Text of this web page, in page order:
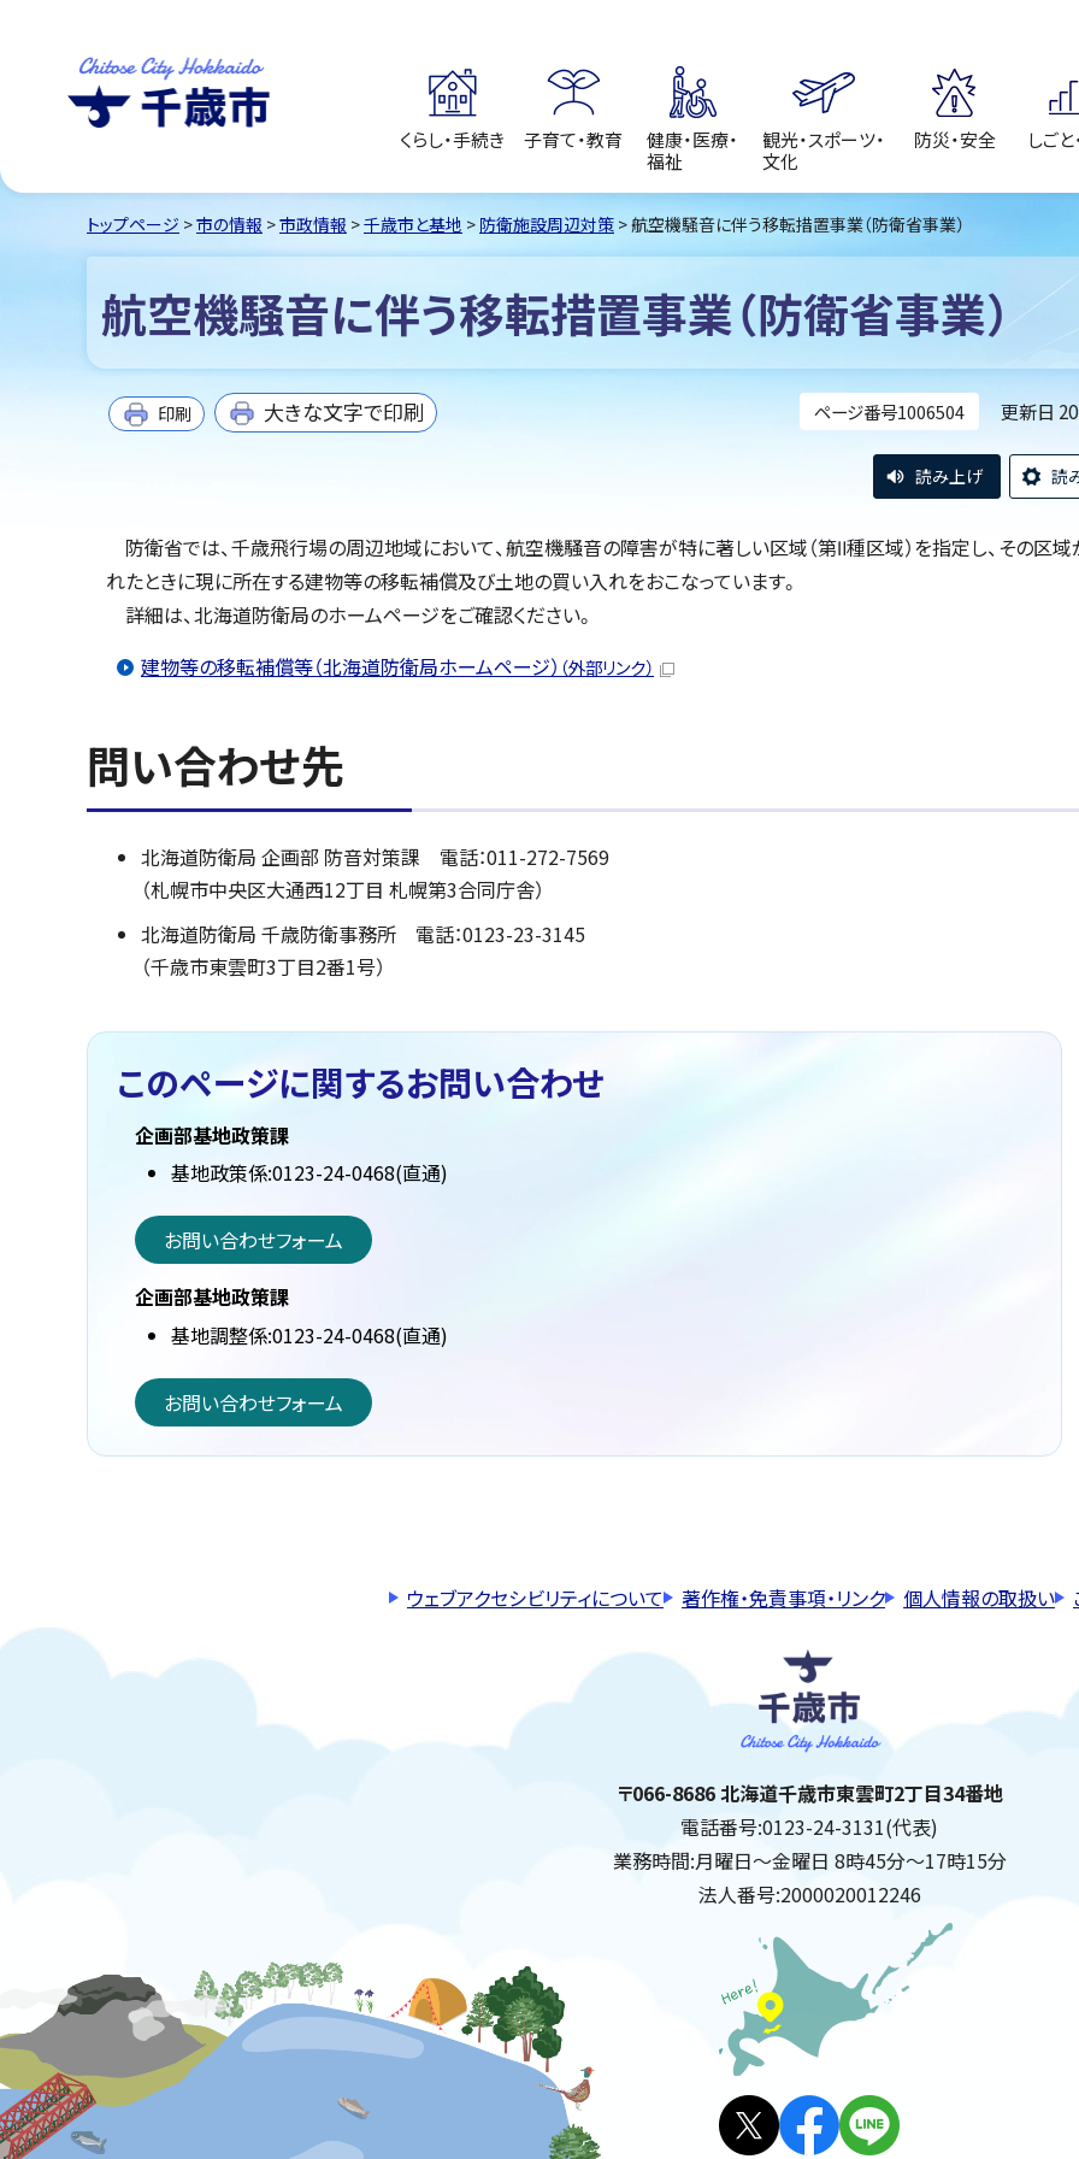
くらし・手続き 子育て・教育
健康・医療・
福祉
観光・スポーツ・
文化
防災・安全 しご
トップページ >市の情報 >市政情報 >千歳市と基地 > 防衛施設周辺対策 > 航空機騒音に伴う移転措置事業（防衛省事業）
航空機騒音に伴う移転措置事業（防衛省事業）
ページ番号1006504 更新日
印刷 大きな文字で印刷
読み上げ 読
防衛省では、千歳飛行場の周辺地域において、航空機騒音の障害が特に著しい区域（第Ⅱ種区域）を指定し、その区
れたときに現に所在する建物等の移転補償及び土地の買い入れをおこなっています。
詳細は、北海道防衛局のホームページをご確認ください。
建物等の移転補償等（北海道防衛局ホームページ） （外部リンク）
問い合わせ先
北海道防衛局 企画部 防音対策課 電話：011-272-7569
（札幌市中央区大通西12丁目 札幌第3合同庁舎）
北海道防衛局 千歳防衛事務所 電話：0123-23-3145
（千歳市東雲町3丁目2番1号）
このページに関するお問い合わせ
企画部基地政策課
基地政策係:0123-24-0468(直通)
お問い合わせフォーム
企画部基地政策課
基地調整係:0123-24-0468(直通)
お問い合わせフォーム
ウェブアクセシビリティについて 著作権・免責事項・リンク 個人情報の取扱い
千歳市
住所:
〒066-8686 北海道千歳市東雲町2丁目34番地
電話番号:0123-24-3131(代表)
業務時間:月曜日～金曜日 8時45分～17時15分
法人番号:2000020012246
公式SNS